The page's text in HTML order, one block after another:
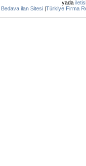
yada
Bedava ilan Sitesi |Türkiye Firma